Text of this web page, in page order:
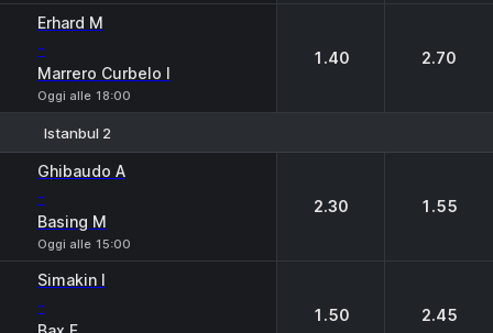
Erhard M
-
Marrero Curbelo I
Oggi alle 18:00
1.40 2.70
Istanbul 2
Ghibaudo A
-
Basing M
Oggi alle 15:00
2.30 1.55
Simakin I
- 1.50 2.45